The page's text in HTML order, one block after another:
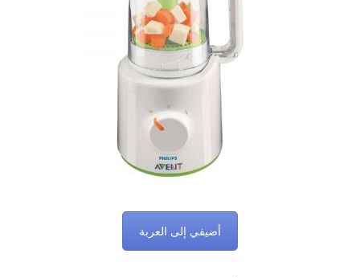
أضيفي إلى العربة